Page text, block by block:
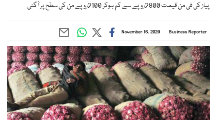
پیاز کی فی من قیمت 2800روپے سے کم ہوکر 2100روپے من کی سطح پر آگئی
Business Reporter
November 16, 2020